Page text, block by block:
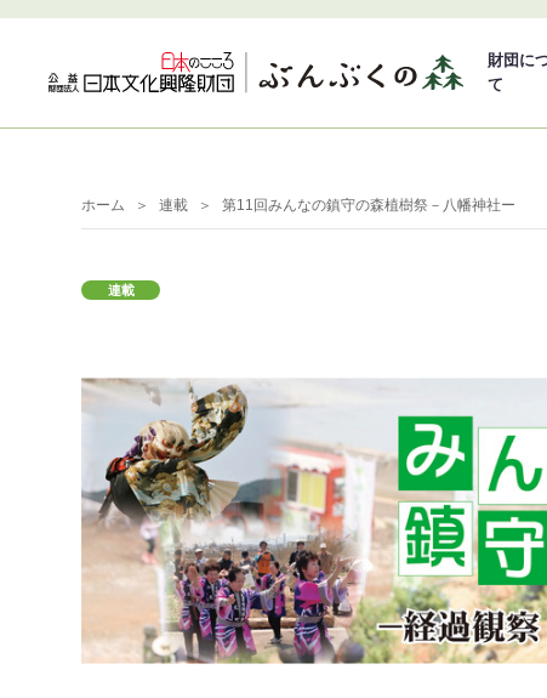
財団に
て
ホーム 連載 第11回みんなの鎮守の森植樹祭－八幡神社ー
連載